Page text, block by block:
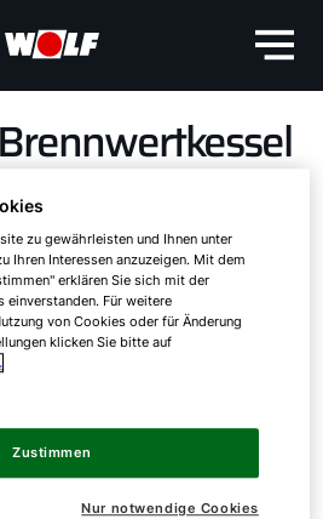
zu gewährleisten und Ihnen unter
Ihren Interessen anzuzeigen. Mit dem
erklären Sie sich mit der
einverstanden. Für weitere
von Cookies oder für Änderung
klicken Sie bitte auf
Nur notwendige Cookies
Zustimmen